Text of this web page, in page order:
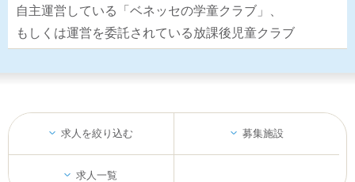
自主運営している「ベネッセの学童クラブ」、
もしくは運営を委託されている放課後児童クラブ
求人を絞り込む 募集施設
求人一覧